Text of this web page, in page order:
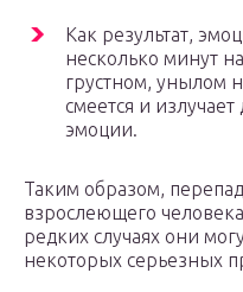
Как результат,
несколько минут
грустном, унылом
смеется и
эмоции.
Таким образом,
взрослеющего
редких случаях они
некоторых серьезных